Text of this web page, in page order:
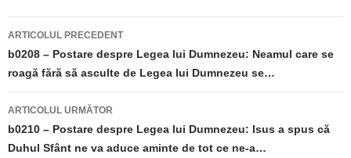
Navigare
în
articole
ARTICOLUL PRECEDENT
b0208 – Postare despre Legea lui Dumnezeu: Neamul care se
roagă fără să asculte de Legea lui Dumnezeu se…
ARTICOLUL URMĂTOR
b0210 – Postare despre Legea lui Dumnezeu: Isus a spus că
Duhul Sfânt ne va aduce aminte de tot ce ne-a…